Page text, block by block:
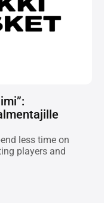
less time on
players and